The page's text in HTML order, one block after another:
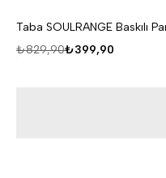
₺399,90
₺829,90